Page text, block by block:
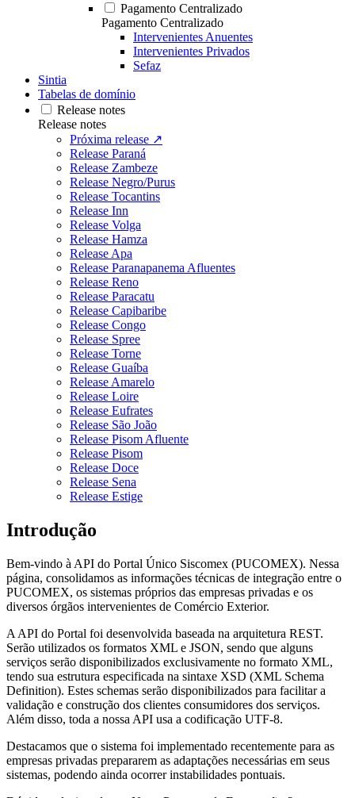
Pagamento Centralizado
Pagamento Centralizado
Intervenientes Anuentes
Intervenientes Privados
Sefaz
Sintia
Tabelas de domínio
Release notes
Release notes
Próxima release ↗
Release Paraná
Release Zambeze
Release Negro/Purus
Release Tocantins
Release Inn
Release Volga
Release Hamza
Release Apa
Release Paranapanema Afluentes
Release Reno
Release Paracatu
Release Capibaribe
Release Congo
Release Spree
Release Torne
Release Guaíba
Release Amarelo
Release Loire
Release Eufrates
Release São João
Release Pisom Afluente
Release Pisom
Release Doce
Release Sena
Release Estige
Introdução
Bem-vindo à API do Portal Único Siscomex (PUCOMEX). Nessa
página, consolidamos as informações técnicas de integração entre o
PUCOMEX, os sistemas próprios das empresas privadas e os
diversos órgãos intervenientes de Comércio Exterior.
A API do Portal foi desenvolvida baseada na arquitetura REST.
Serão utilizados os formatos XML e JSON, sendo que alguns
serviços serão disponibilizados exclusivamente no formato XML,
tendo sua estrutura especificada na sintaxe XSD (XML Schema
Definition). Estes schemas serão disponibilizados para facilitar a
validação e construção dos clientes consumidores dos serviços.
Além disso, toda a nossa API usa a codificação UTF-8.
Destacamos que o sistema foi implementado recentemente para as
empresas privadas prepararem as adaptações necessárias em seus
sistemas, podendo ainda ocorrer instabilidades pontuais.